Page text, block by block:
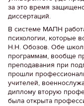
за это время
диссертаций.
В системе МАПН
психологии, которые
Н.Н. Обозов. Обе
программам, вообще
преподавания при
прошли
учителей,
диплому вторую
была открыта